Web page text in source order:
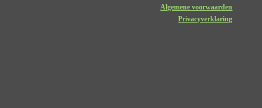
Algemene voorwaarden
Privacyverklaring